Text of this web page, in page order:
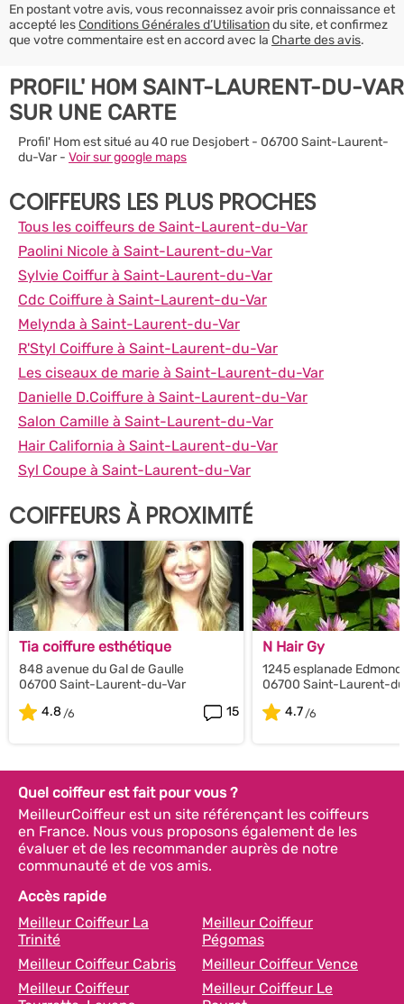
En postant votre avis, vous reconnaissez avoir pris connaissance et
accepté lesConditions Générales d’Utilisationdu site, et confirmez
que votre commentaire est en accord avec la Charte des avis.
PROFIL' HOM SAINT-LAURENT-DU-VAR
SUR UNE CARTE
Profil' Hom est situé au 40 rue Desjobert - 06700 Saint-Laurent-
du-Var - Voir sur google maps
COIFFEURS LES PLUS PROCHES
Tous les coiffeurs de Saint-Laurent-du-Var
Paolini Nicole à Saint-Laurent-du-Var
Sylvie Coiffur à Saint-Laurent-du-Var
Cdc Coiffure à Saint-Laurent-du-Var
Melynda à Saint-Laurent-du-Var
R'Styl Coiffure à Saint-Laurent-du-Var
Les ciseaux de marie à Saint-Laurent-du-Var
Danielle D.Coiffure à Saint-Laurent-du-Var
Salon Camille à Saint-Laurent-du-Var
Hair California à Saint-Laurent-du-Var
Syl Coupe à Saint-Laurent-du-Var
COIFFEURS À PROXIMITÉ
Tia coiffure esthétique
848 avenue du Gal de Gaulle
06700 Saint-Laurent-du-Var
4.8
15
N Hair Gy
1245 esplanade
06700 Saint-Laurent-
4.7
Quel coiffeur est fait pour vous ?
MeilleurCoiffeur est un site référençant les coiffeurs
en France. Nous vous proposons également de les
évaluer et de les recommander auprès de notre
communauté et de vos amis.
Accès rapide
Meilleur Coiffeur La
Trinité
Meilleur Coiffeur
Pégomas
Meilleur Coiffeur Cabris
Meilleur Coiffeur Vence
Meilleur Coiffeur
Meilleur Coiffeur Le